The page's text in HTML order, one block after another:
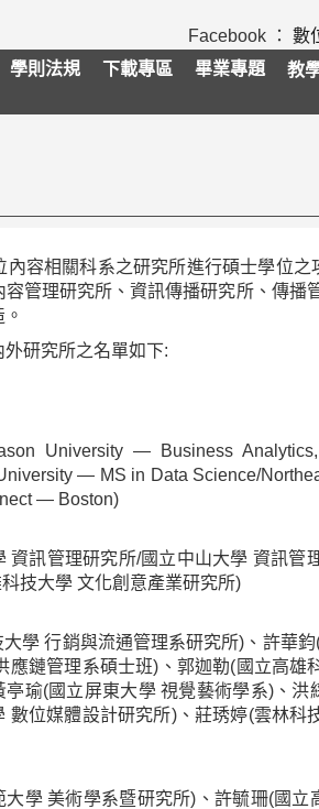
Facebook ： 數
學則法規 下載專區 畢業專題 教
相關科系之研究所進行碩士學位之
管理研究所、資訊傳播研究所、傳播
研究所之名單如下:
University — Business
— MS in Data Science/
— Boston)
資訊管理研究所/國立中山大學 資訊
技大學 文化創意產業研究所)
學 行銷與流通管理系研究所)、許華
應鏈管理系碩士班)、郭迦勒(國立高
瑜(國立屏東大學 視覺藝術學系)、
數位媒體設計研究所)、莊琇婷(雲林
大學 美術學系暨研究所)、許毓珊(國